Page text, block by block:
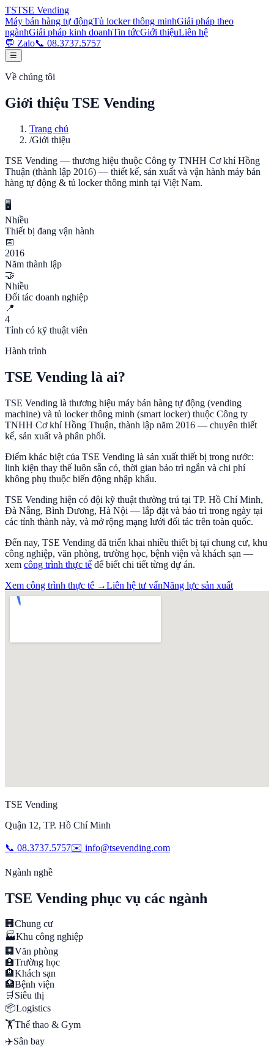
TSTSE Vending
Máy bán hàng tự độngTủ locker thông minhGiải pháp theo
ngànhGiải pháp kinh doanhTin tứcGiới thiệuLiên hệ
💬 Zalo📞 08.3737.5757
☰
Về chúng tôi
Giới thiệu TSE Vending
Trang chủ
/Giới thiệu
TSE Vending — thương hiệu thuộc Công ty TNHH Cơ khí Hồng
Thuận (thành lập 2016) — thiết kế, sản xuất và vận hành máy bán
hàng tự động & tủ locker thông minh tại Việt Nam.
🖥️
Nhiều
Thiết bị đang vận hành
📅
2016
Năm thành lập
🤝
Nhiều
Đối tác doanh nghiệp
📍
4
Tỉnh có kỹ thuật viên
Hành trình
TSE Vending là ai?
TSE Vending là thương hiệu máy bán hàng tự động (vending
machine) và tủ locker thông minh (smart locker) thuộc Công ty
TNHH Cơ khí Hồng Thuận, thành lập năm 2016 — chuyên thiết
kế, sản xuất và phân phối.
Điểm khác biệt của TSE Vending là sản xuất thiết bị trong nước:
linh kiện thay thế luôn sẵn có, thời gian bảo trì ngắn và chi phí
không phụ thuộc biến động nhập khẩu.
TSE Vending hiện có đội kỹ thuật thường trú tại TP. Hồ Chí Minh,
Đà Nẵng, Bình Dương, Hà Nội — lắp đặt và bảo trì trong ngày tại
các tỉnh thành này, và mở rộng mạng lưới đối tác trên toàn quốc.
Đến nay, TSE Vending đã triển khai nhiều thiết bị tại chung cư, khu
công nghiệp, văn phòng, trường học, bệnh viện và khách sạn —
xem công trình thực tế để biết chi tiết từng dự án.
Xem công trình thực tế →Liên hệ tư vấnNăng lực sản xuất
TSE Vending
Quận 12, TP. Hồ Chí Minh
📞 08.3737.5757✉️ info@tsevending.com
Ngành nghề
TSE Vending phục vụ các ngành
🏢 Chung cư
🏭Khu công nghiệp
🏢 Văn phòng
🏫Trường học
🏨Khách sạn
🏥Bệnh viện
🛒 Siêu thị
📦Logistics
🏋️Thể thao & Gym
✈️Sân bay